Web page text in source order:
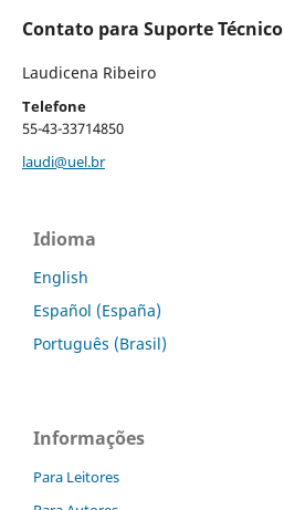
Contato para Suporte Técnico
Laudicena Ribeiro
Telefone
55-43-33714850
laudi@uel.br
Idioma
English
Español (España)
Português (Brasil)
Informações
Para Leitores